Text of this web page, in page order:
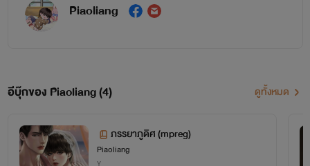
Piaoliang
อีบุ๊กของ Piaoliang (4) ดูทั้งหมด
ภรรยาภูดิศ (mpreg)
Piaoliang
Y